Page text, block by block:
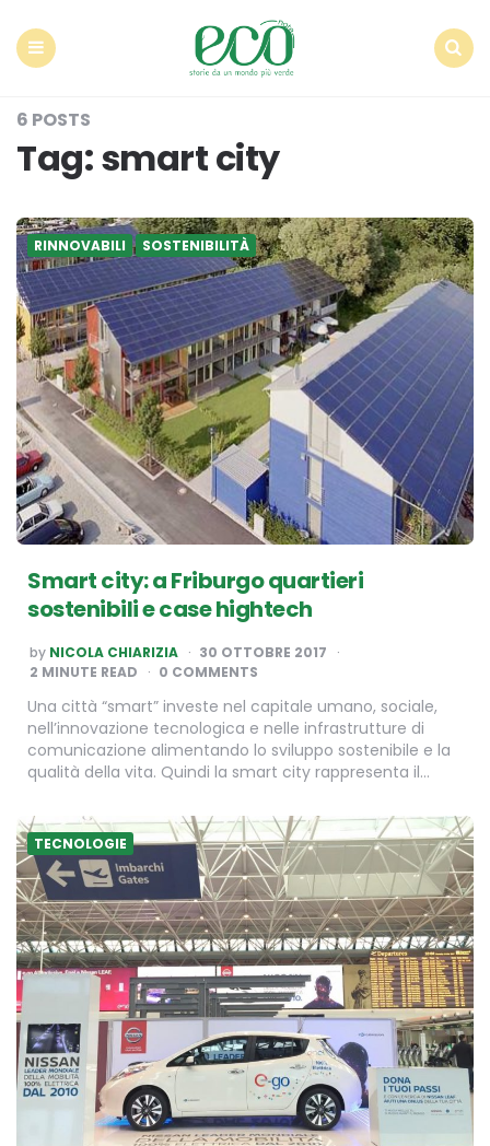
6 POSTS
Tag:smart city
RINNOVABILI SOSTENIBILITÀ
Smart city: a Friburgo quartieri
sostenibili e case hightech
POSTED
BY
by NICOLA CHIARIZIA
30 OTTOBRE 2017
2 MINUTE READ 0 COMMENTS
Una città “smart” investe nel capitale umano, sociale,
nell’innovazione tecnologica e nelle infrastrutture di
comunicazione alimentando lo sviluppo sostenibile e la
qualità della vita. Quindi la smart city rappresenta il…
TECNOLOGIE